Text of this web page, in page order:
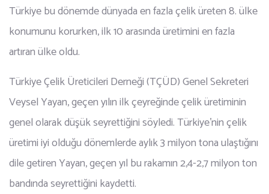
Türkiye bu dönemde dünyada en fazla çelik üreten 8. ülke
konumunu korurken, ilk 10 arasında üretimini en fazla
artıran ülke oldu.
Türkiye Çelik Üreticileri Derneği (TÇÜD) Genel Sekreteri
Veysel Yayan, geçen yılın ilk çeyreğinde çelik üretiminin
genel olarak düşük seyrettiğini söyledi. Türkiye’nin çelik
üretimi iyi olduğu dönemlerde aylık 3 milyon tona ulaştığını
dile getiren Yayan, geçen yıl bu rakamın 2,4-2,7 milyon ton
bandında seyrettiğini kaydetti.